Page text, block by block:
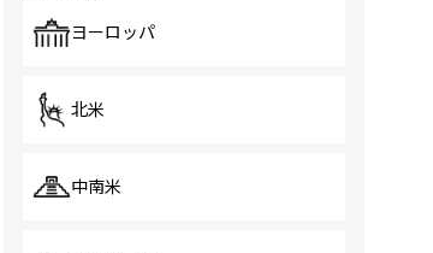
ヨーロッパ
北米
中南米